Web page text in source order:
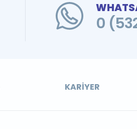
0
KARIYER